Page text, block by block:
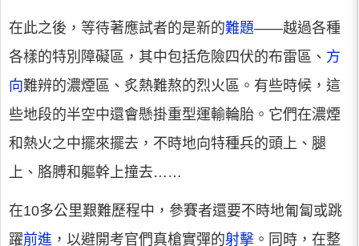
在此之後，等待著應試者的是新的難題——越過各種
各樣的特別障礙區，其中包括危險四伏的布雷區、 方
向難辨的濃煙區、炙熱難熬的烈火區。有些時候，這
些地段的半空中還會懸掛重型運輸輪胎。它們在濃煙
和熱火之中擺來擺去，不時地向特種兵的頭上、腿
上、胳膊和軀幹上撞去……
在10多公里艱難歷程中，參賽者還要不時地匍匐或跳
躍前進 ，以避開考官們真槍實彈的射擊 。同時，在整